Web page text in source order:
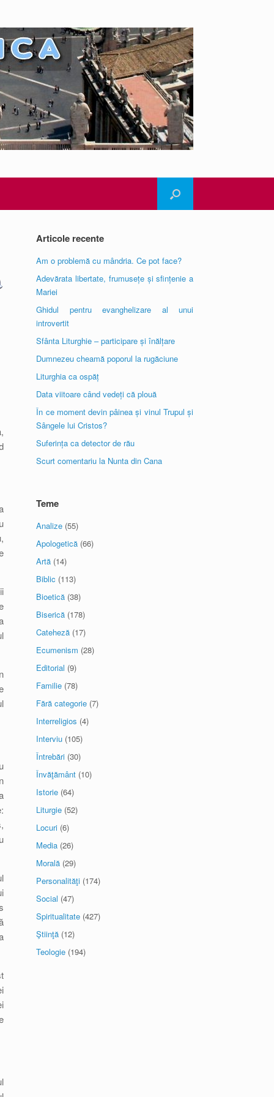
Articole recente
Am o problemă cu mândria. Ce pot face?
Adevărata libertate, frumusețe și sfințenie a
Mariei
Ghidul pentru evanghelizare al unui
introvertit
Sfânta Liturghie – participare și înălțare
Dumnezeu cheamă poporul la rugăciune
Liturghia ca ospăț
Data viitoare când vedeți că plouă
În ce moment devin pâinea și vinul Trupul și
Sângele lui Cristos?
Suferința ca detector de rău
Scurt comentariu la Nunta din Cana
Teme
Analize (55)
Apologetică (66)
Artă (14)
Biblic (113)
Bioetică (38)
Biserică (178)
Cateheză (17)
Ecumenism (28)
Editorial (9)
Familie (78)
Fără categorie (7)
Interreligios (4)
Interviu (105)
Întrebări (30)
Învăţământ (10)
Istorie (64)
Liturgie (52)
Locuri (6)
Media (26)
Morală (29)
Personalităţi (174)
Social (47)
Spiritualitate (427)
Ştiinţă (12)
Teologie (194)